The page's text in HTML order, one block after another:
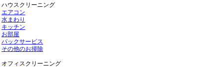
ハウスクリーニング
エアコン
水まわり
キッチン
お部屋
パックサービス
その他のお掃除
オフィスクリーニング